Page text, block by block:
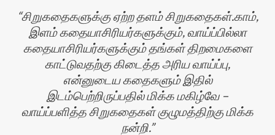
சிறுகதைகளுக்கு ஏற்ற தளம் சிறுகதைகள்.காம்,
இளம் கதையாசிரியர்களுக்கும், வாய்ப்பில்லா
கதையாசிரியர்களுக்கும் தங்கள் திறமைகளை
காட்டுவதற்கு கிடைத்த அரிய வாய்ப்பு,
என்னுடைய கதைகளும் இதில்
இடம்பெற்றிருப்பதில் மிக்க மகிழ்வே –
வாய்ப்பளித்த சிறுகதைகள் குழுமத்திற்கு மிக்க
நன்றி.